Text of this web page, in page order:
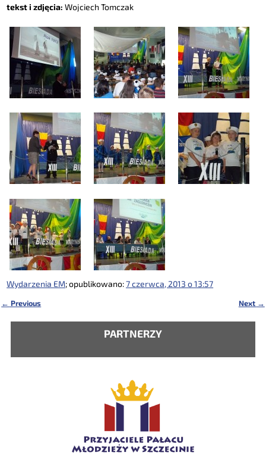
tekst i zdjęcia: Wojciech Tomczak
Wydarzenia EM; opublikowano:7 czerwca, 2013 o 13:57
← Previous Next →
PARTNERZY